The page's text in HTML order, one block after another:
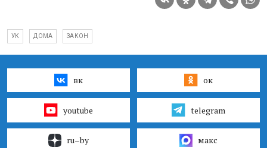
УК ДОМА ЗАКОН
вк ок
youtube telegram
ru–by макс